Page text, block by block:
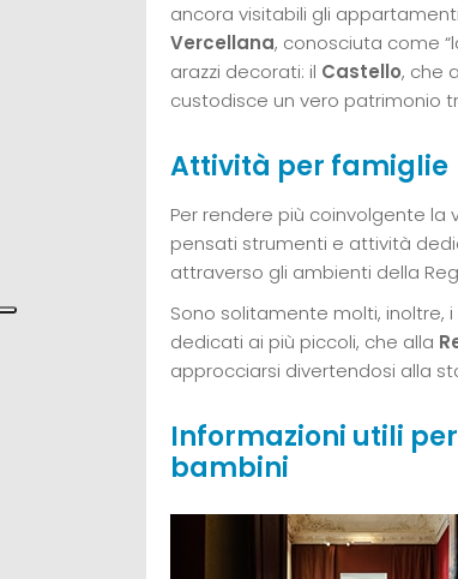
ancora visitabili gli
Vercellana, conosciuta come
arazzi decorati: il Castello, che
custodisce un vero patrimonio
Attività per famiglie
Per rendere più coinvolgente la
pensati strumenti e attività
attraverso gli ambienti della
Sono solitamente molti,
dedicati ai più piccoli, che alla
approcciarsi divertendosi alla
Informazioni utili
bambini